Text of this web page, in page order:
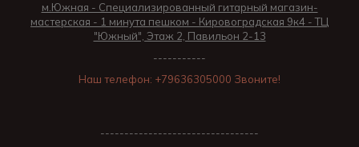
м.Южная - Специализированный гитарный магазин-
мастерская - 1 минута пешком - Кировоградская 9к4 - ТЦ
"Южный", Этаж 2, Павильон 2-13
-----------
Наш телефон: +79636305000 Звоните!
---------------------------------